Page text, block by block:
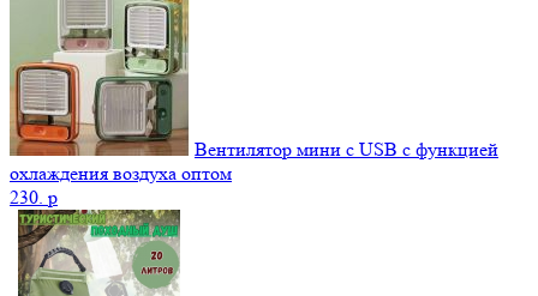
Вентилятор мини с USB с функцией
охлаждения воздуха оптом
230. p